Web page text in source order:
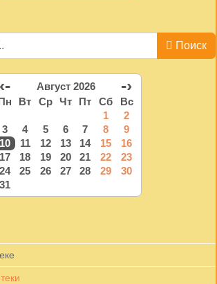
Поиск
‹- Август 2026 -›
Вт Ср Чт Пт Сб
Вс
1
2
3
4 5 6 7 8
9
10
11 12 13 14 15
16
17
18 19 20 21 22
23
24
25 26 27 28 29
30
31